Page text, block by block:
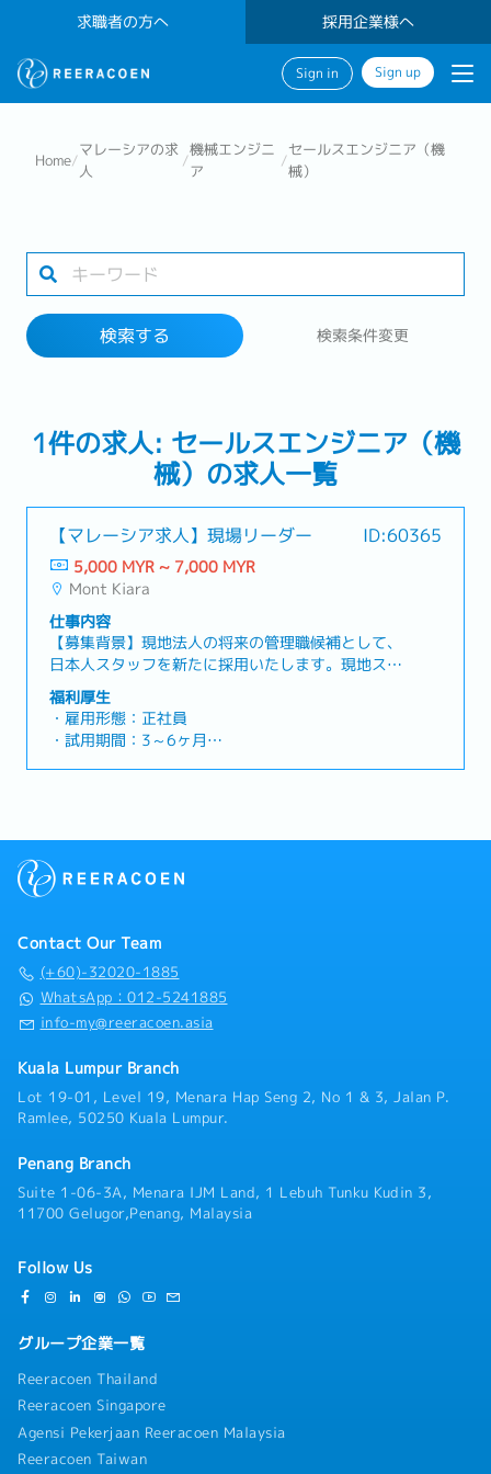
求職者の方へ 採用企業様へ
Sign in Sign up
勤務地
Home/
マレーシアの求
人
/
機械エンジニ
ア
/
セールスエンジニア（機
械）
検索する 検索条件変更
1件の求人: セールスエンジニア（機
械）の求人一覧
【マレーシア求人】現場リーダー ID:60365
5,000 MYR ~ 7,000 MYR
Mont Kiara
仕事内容
【募集背景】現地法人の将来の管理職候補として、
日本人スタッフを新たに採用いたします。現地スタ
ッフとの連携を大切にしながら、日本人顧客との信
頼関係を築き、組織をリードしていける方を募集し
ています。【仕事内容】現在、社長自らが行ってい
る現場実務を引き継いでいただきます。単に作業を
こなすだけでなく、ローカル技術スタッフ（エンジ
ションです。【業務内容】・現場でのフロント対
応・実務（全体の4〜5割）・ローカル技術スタッフ
の指揮・管理（全体の3割） ・在庫管理・発注（全
福利厚生
・雇用形態：正社員
・試用期間：3～6ヶ月
相談）
・手当各種：交通費/ガソリン代/出張費
・有給休暇：
○ 2年〜5年未満：12日
○ 5年以上：16日
・病気休暇：14日
年間RM500／診察料の50%を都度支給）
＜その他＞
・就労ビザ：就労ビザサポートあり（RM7,000支
給・条件合致の場合、新規EP発行も検討可）
・社用車：応相談
・社用携帯：応相談
Contact Our Team
(+60)-32020-1885
WhatsApp：012-5241885
info-my@reeracoen.asia
Kuala Lumpur Branch
Lot 19-01, Level 19, Menara Hap Seng 2, No 1 & 3, Jalan P.
Ramlee, 50250 Kuala Lumpur.
Penang Branch
Suite 1-06-3A, Menara IJM Land, 1 Lebuh Tunku Kudin 3,
11700 Gelugor,Penang, Malaysia
Follow Us
グループ企業一覧
Reeracoen Thailand
Reeracoen Singapore
Agensi Pekerjaan Reeracoen Malaysia
Reeracoen Taiwan